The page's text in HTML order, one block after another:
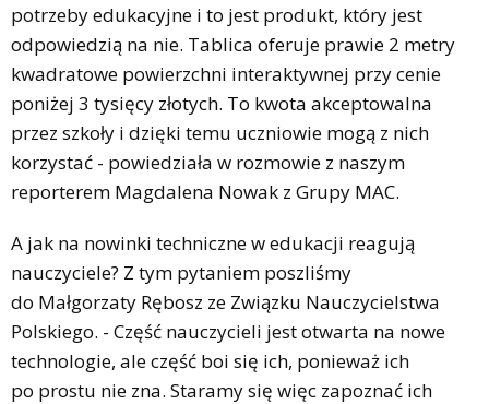
potrzeby edukacyjne i to jest produkt, który jest
odpowiedzią na nie. Tablica oferuje prawie 2 metry
kwadratowe powierzchni interaktywnej przy cenie
poniżej 3 tysięcy złotych. To kwota akceptowalna
przez szkoły i dzięki temu uczniowie mogą z nich
korzystać - powiedziała w rozmowie z naszym
reporterem Magdalena Nowak z Grupy MAC.
A jak na nowinki techniczne w edukacji reagują
nauczyciele? Z tym pytaniem poszliśmy
do Małgorzaty Rębosz ze Związku Nauczycielstwa
Polskiego. - Część nauczycieli jest otwarta na nowe
technologie, ale część boi się ich, ponieważ ich
po prostu nie zna. Staramy się więc zapoznać ich